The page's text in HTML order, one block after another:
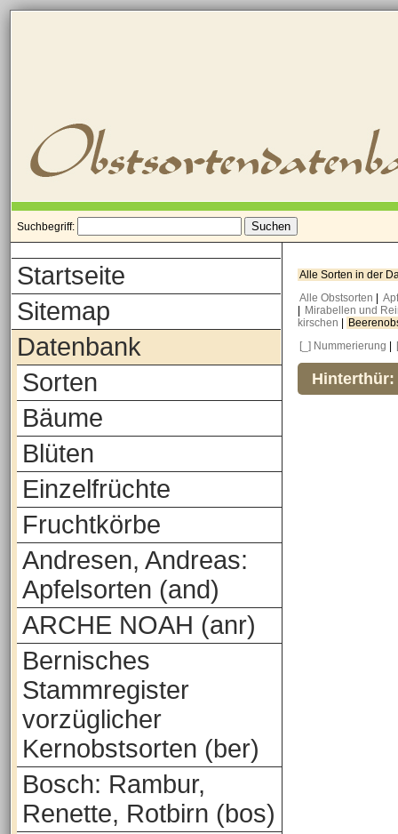
Suchbegriff:
Startseite
Sitemap
Datenbank
Sorten
Bäume
Blüten
Einzelfrüchte
Fruchtkörbe
Andresen, Andreas:
Apfelsorten (and)
ARCHE NOAH (anr)
Bernisches
Stammregister
vorzüglicher
Kernobstsorten (ber)
Bosch: Rambur,
Renette, Rotbirn (bos)
Alle Sorten in der
Alle Obstsorten
Mirabellen und
kirschen
[_] Nummerierung